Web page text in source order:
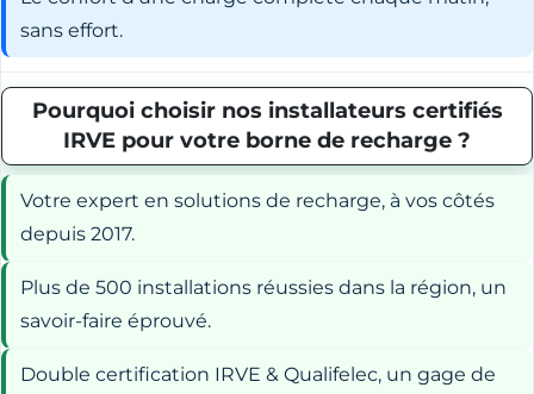
sans effort.
Pourquoi choisir nos installateurs certifiés
IRVE pour votre borne de recharge ?
Votre expert en solutions de recharge, à vos côtés
depuis 2017.
Plus de 500 installations réussies dans la région, un
savoir-faire éprouvé.
Double certification IRVE & Qualifelec, un gage de